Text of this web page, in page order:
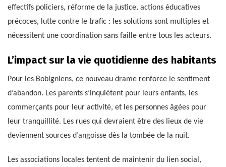
effectifs policiers, réforme de la justice, actions éducatives
précoces, lutte contre le trafic : les solutions sont multiples et
nécessitent une coordination sans faille entre tous les acteurs.
L’impact sur la vie quotidienne des habitants
Pour les Bobigniens, ce nouveau drame renforce le sentiment
d’abandon. Les parents s’inquiètent pour leurs enfants, les
commerçants pour leur activité, et les personnes âgées pour
leur tranquillité. Les rues qui devraient être des lieux de vie
deviennent sources d’angoisse dès la tombée de la nuit.
Les associations locales tentent de maintenir du lien social,